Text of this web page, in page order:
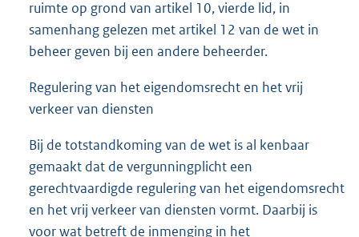
ruimte op grond van artikel 10, vierde lid, in
samenhang gelezen met artikel 12 van de wet in
beheer geven bij een andere beheerder.
Regulering van het eigendomsrecht en het vrij
verkeer van diensten
Bij de totstandkoming van de wet is al kenbaar
gemaakt dat de vergunningplicht een
gerechtvaardigde regulering van het eigendomsrecht
en het vrij verkeer van diensten vormt. Daarbij is
voor wat betreft de inmenging in het